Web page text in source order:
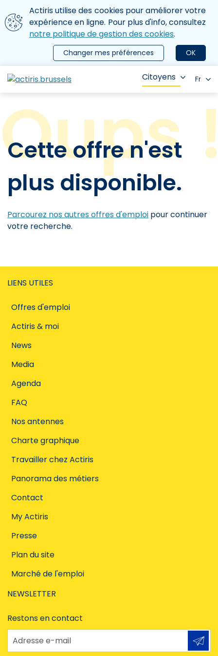
Aller au contenu principal
Nous utilisons des cookies
Actiris utilise des cookies pour améliorer votre
expérience en ligne. Pour plus d'info, consultez
notre politique de gestion des cookies.
OK
Changer mes préférences
le menu
Citoyens Fr
Cette offre n'est
plus disponible.
Parcourez nos autres offres d'emploi pour continuer
votre recherche.
LIENS UTILES
Offres d'emploi
Actiris & moi
News
Media
Agenda
FAQ
Nos antennes
Charte graphique
Travailler chez Actiris
Panorama des métiers
Contact
My Actiris
Presse
Plan du site
Marché de l'emploi
NEWSLETTER
Restons en contact
Adresse e-mail